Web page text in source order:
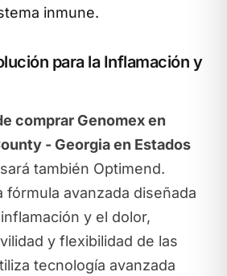
inmune.
para la Inflamación y
comprar Genomex en
- Georgia en Estados
también Optimend.
fórmula avanzada diseñada
y el dolor,
y flexibilidad de las
tecnología avanzada